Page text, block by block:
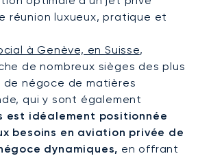
réunion luxueux, pratique et
à Genève, en Suisse,
de nombreux sièges des plus
négoce de matières
qui y sont également
est idéalement positionnée
besoins en aviation privée de
dynamiques, en offrant